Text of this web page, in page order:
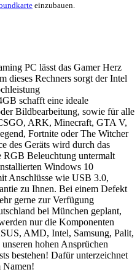
einzubauen.
PC lässt das Gamer Herz
dieses Rechners sorgt der Intel
schafft eine ideale
Bildbearbeitung, sowie für alle
ARK, Minecraft, GTA V,
Fortnite oder The Witcher
des Geräts wird durch das
RGB Beleuchtung untermalt
Windows 10
Anschlüsse wie USB 3.0,
zu Ihnen. Bei einem Defekt
gerne zur Verfügung
bei München geplant,
nur die Komponenten
AMD, Intel, Samsung, Palit,
hohen Ansprüchen
bestehen! Dafür unterzeichnet
Namen!